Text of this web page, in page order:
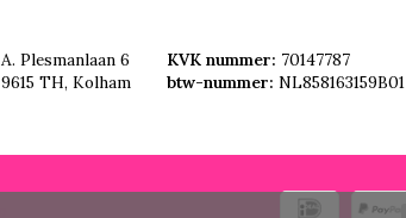
A. Plesmanlaan 6
9615 TH, Kolham
KVK nummer: 70147787
btw-nummer: NL858163159B01